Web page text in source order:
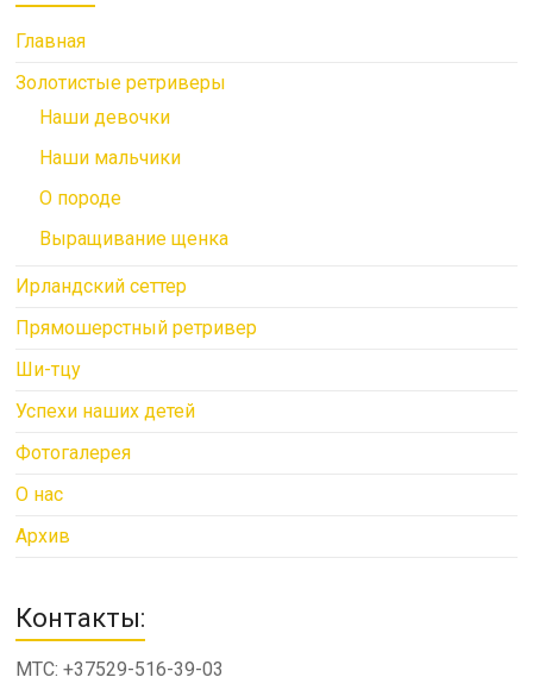
Главная
Золотистые ретриверы
Наши девочки
Наши мальчики
О породе
Выращивание щенка
Ирландский сеттер
Прямошерстный ретривер
Ши-тцу
Успехи наших детей
Фотогалерея
О нас
Архив
Контакты:
МТС: +37529-516-39-03